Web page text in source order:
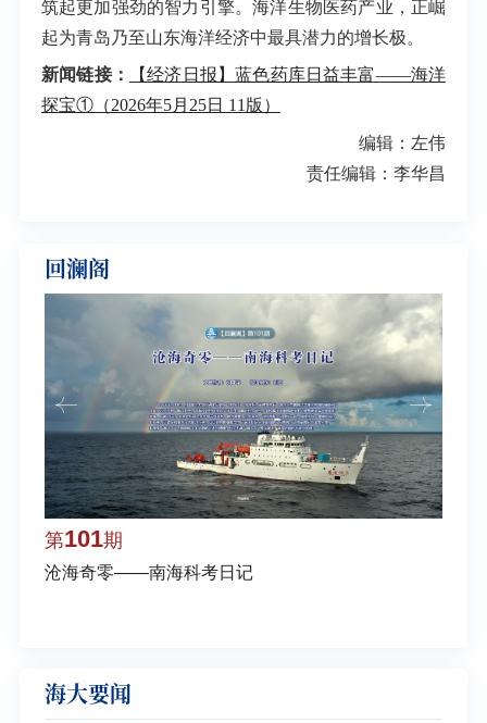
筑起更加强劲的智力引擎。海洋生物医药产业，正崛
起为青岛乃至山东海洋经济中最具潜力的增长极。
新闻链接：
【经济日报】蓝色药库日益丰富——海洋
探宝①（2026年5月25日 11版）
编辑：左伟
责任编辑：李华昌
回澜阁
第101期
沧海奇零——南海科考日记
海大要闻